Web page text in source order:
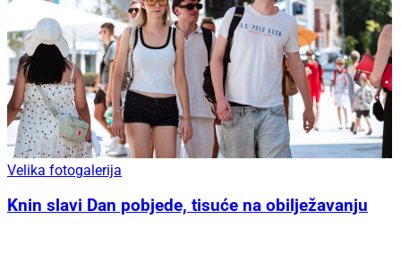
Velika fotogalerija
Knin slavi Dan pobjede, tisuće na obilježavanju